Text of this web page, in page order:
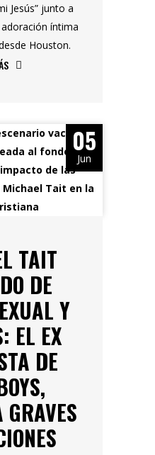
Jesús” junto a
íntima
Houston.
05
Jun
TAIT
DE
Y
EL EX
DE
GRAVES